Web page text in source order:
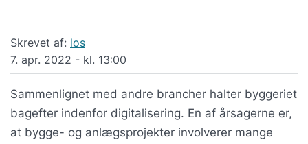
Skrevet af: los
7. apr. 2022 - kl. 13:00
Sammenlignet med andre brancher halter byggeriet
bagefter indenfor digitalisering. En af årsagerne er,
at bygge- og anlægsprojekter involverer mange